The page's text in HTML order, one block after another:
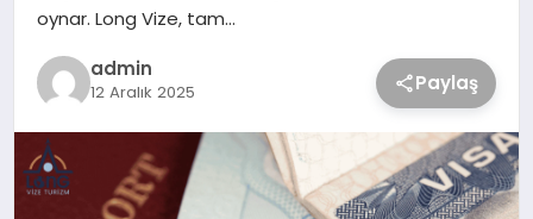
oynar. Long Vize, tam…
admin
12 Aralık 2025 Paylaş